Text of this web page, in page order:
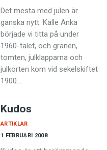
Det mesta med julen är
ganska nytt. Kalle Anka
började vi titta på under
1960-talet, och granen,
tomten, julklapparna och
julkorten kom vid sekelskiftet
1900.…
Kudos
1 FEBRUARI 2008
ARTIKLAR